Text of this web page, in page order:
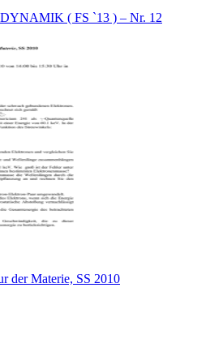
( FS `13 ) – Nr. 12
der Materie, SS 2010